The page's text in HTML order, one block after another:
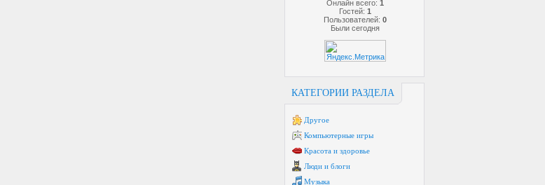
Онлайн всего: 1
Гостей: 1
Пользователей: 0
Были сегодня
КАТЕГОРИИ РАЗДЕЛА
Другое
Компьютерные игры
Красота и здоровье
Люди и блоги
Музыка